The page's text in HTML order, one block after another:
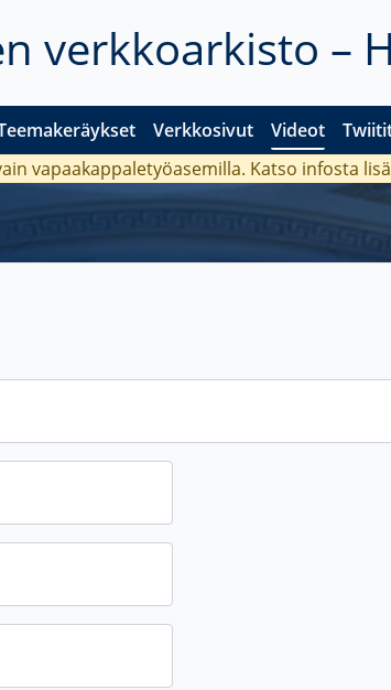
verkkoarkisto –
Verkkosivut Videot
vapaakappaletyöasemilla. Katso infosta